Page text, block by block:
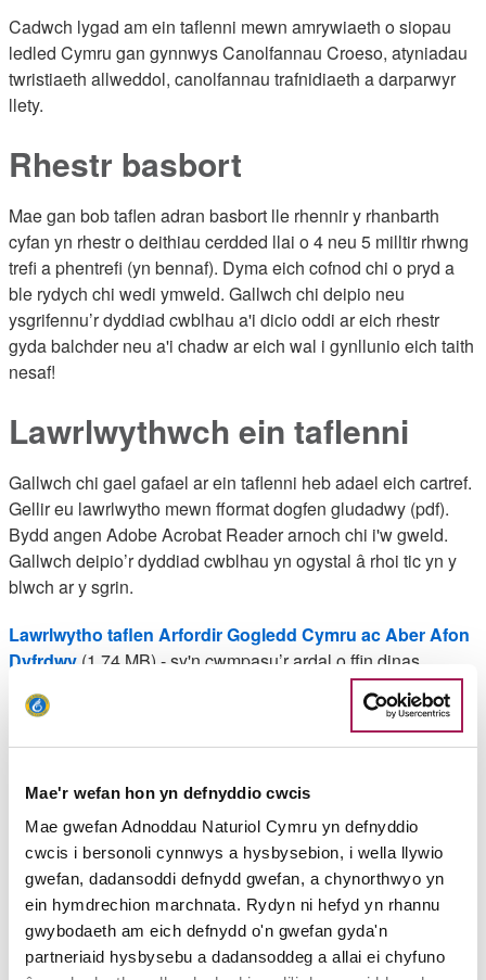
Mae'r wefan hon yn defnyddio cwcis
Mae gwefan Adnoddau Naturiol Cymru yn defnyddio
cwcis i bersonoli cynnwys a hysbysebion, i wella llywio
gwefan, dadansoddi defnydd gwefan, a chynorthwyo yn
ein hymdrechion marchnata. Rydyn ni hefyd yn rhannu
gwybodaeth am eich defnydd o'n gwefan gyda'n
partneriaid hysbysebu a dadansoddeg a allai ei chyfuno
Cadwch lygad am ein taflenni mewn amrywiaeth o siopau
ledled Cymru gan gynnwys Canolfannau Croeso, atyniadau
twristiaeth allweddol, canolfannau trafnidiaeth a darparwyr
llety.
Rhestr basbort
Mae gan bob taflen adran basbort lle rhennir y rhanbarth
cyfan yn rhestr o deithiau cerdded llai o 4 neu 5 milltir rhwng
trefi a phentrefi (yn bennaf). Dyma eich cofnod chi o pryd a
ble rydych chi wedi ymweld. Gallwch chi deipio neu
ysgrifennu’r dyddiad cwblhau a'i dicio oddi ar eich rhestr
gyda balchder neu a'i chadw ar eich wal i gynllunio eich taith
nesaf!
Lawrlwythwch ein taflenni
Gallwch chi gael gafael ar ein taflenni heb adael eich cartref.
Gellir eu lawrlwytho mewn fformat dogfen gludadwy (pdf).
Bydd angen Adobe Acrobat Reader arnoch chi i'w gweld.
Gallwch deipio’r dyddiad cwblhau yn ogystal â rhoi tic yn y
blwch ar y sgrin.
Lawrlwytho taflen Arfordir Gogledd Cymru ac Aber Afon
Dyfrdwy (1.74 MB) - sy'n cwmpasu’r ardal o ffin dinas
Rufeinig Caer yn Lloegr ar hyd yr arfordir i Fangor, dinas
brifysgol brysur.
(2.31 MB) – cerddwch o
Lawrlwytho taflen arfordir Llŷn ac Eryri
i ddarganfod golygfeydd arfordirol a mynyddig trawiadol ar
gyrion Parc Cenedlaethol Eryri.
Lawrlwytho taflen Ceredigion (2.17 MB) – paradwys
poblogaidd i gerddwyr gyda golygfeydd godidog dros Fae
Ceredigion.
Lawrlwytho taflen Llwybr Cenedlaethol Arfordir Sir
Benfro (1.93 MB) – rhan o unig barc cenedlaethol arfordirol y